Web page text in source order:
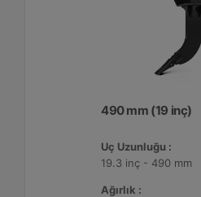
490 mm (19 inç)
Uç Uzunluğu :
19.3 inç - 490 mm
Ağırlık :